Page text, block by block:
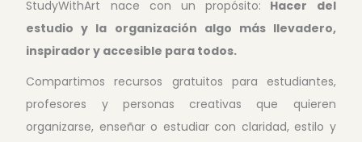
StudyWithArt nace con un propósito: Hacer del
estudio y la organización algo más llevadero,
inspirador y accesible para todos.
Compartimos recursos gratuitos para estudiantes,
profesores y personas creativas que quieren
organizarse, enseñar o estudiar con claridad, estilo y